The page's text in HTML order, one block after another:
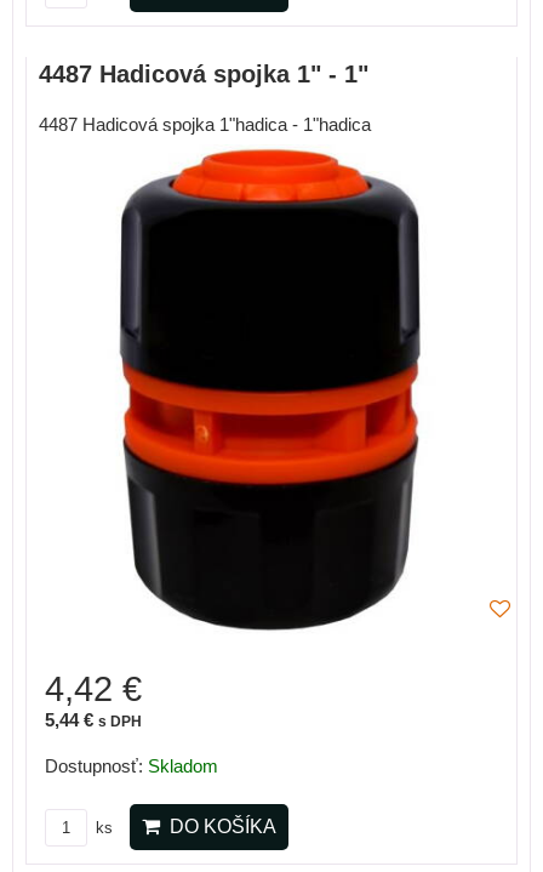
4487 Hadicová spojka 1" - 1"
4487 Hadicová spojka 1"hadica - 1"hadica
4,42 €
5,44 € s DPH
Dostupnosť: Skladom
ks DO KOŠÍKA